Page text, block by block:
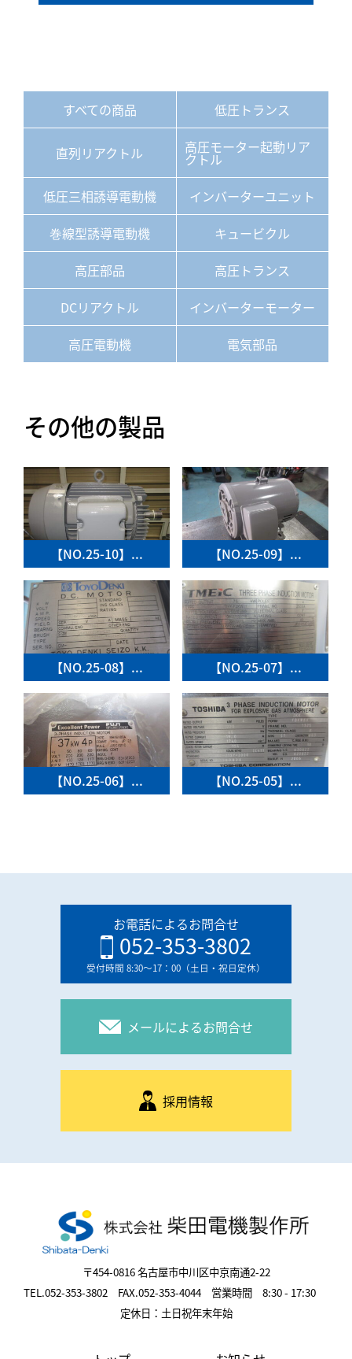
すべての商品 低圧トランス
直列リアクトル 高圧モーター起動リア
クトル
低圧三相誘導電動機
インバーターユニット
巻線型誘導電動機
キュービクル
高圧部品
高圧トランス
DCリアクトル
インバーターモーター
高圧電動機
電気部品
その他の製品
【NO.25-10】... 【NO.25-09】...
【NO.25-08】... 【NO.25-07】...
【NO.25-06】... 【NO.25-05】...
お電話によるお問合せ
052-353-3802
受付時間 8:30〜17：00（土日・祝日定休）
メールによるお問合せ
採用情報
〒454-0816 名古屋市中川区中京南通2-22
TEL.052-353-3802 FAX.052-353-4044 営業時間 8:30 - 17:30
定休日：土日祝年末年始